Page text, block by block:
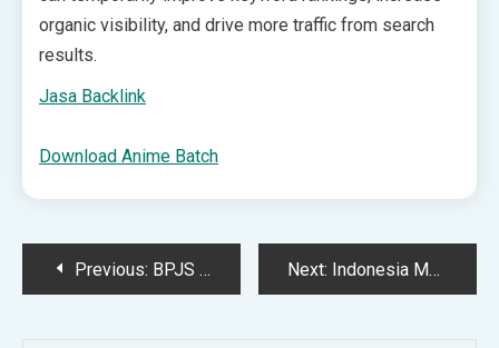
organic visibility, and drive more traffic from search
results.
Jasa Backlink
Download Anime Batch
PostPrevious: BPJS PBI: Pengertian, Cara Cek Status Aktif, dan… Next: Indonesia Melaju ke Final AFC Futsal Usai Singkirkan…